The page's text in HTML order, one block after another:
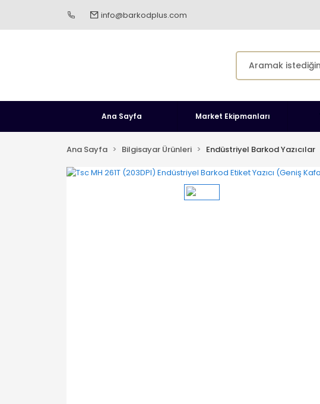
info@barkodplus.com
Ana Sayfa Market Ekipmanları
Ana Sayfa Bilgisayar Ürünleri Endüstriyel Barkod Yazıcılar